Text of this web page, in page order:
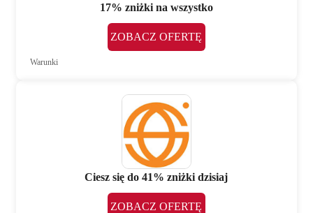
17% zniżki na wszystko
ZOBACZ OFERTĘ
Warunki
Ciesz się do 41% zniżki dzisiaj
ZOBACZ OFERTĘ